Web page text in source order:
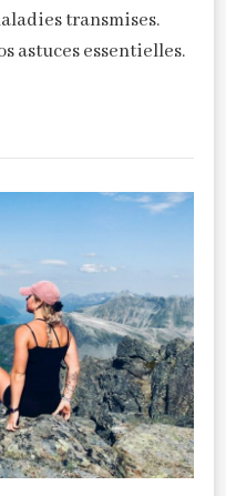
transmises.
astuces essentielles.